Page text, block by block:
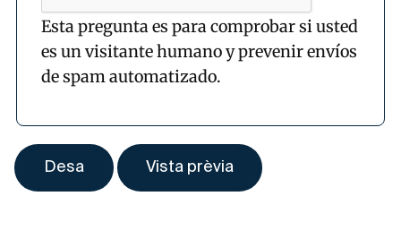
Esta pregunta es para comprobar si usted
es un visitante humano y prevenir envíos
de spam automatizado.